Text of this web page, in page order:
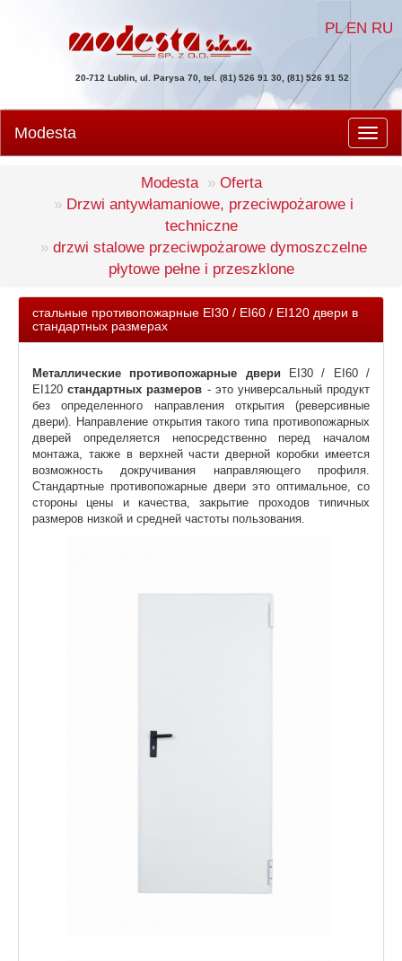
PL EN RU
20-712 Lublin, ul. Parysa 70, tel. (81) 526 91 30, (81) 526 91 52
Modesta
Modesta
Oferta
Drzwi antywłamaniowe, przeciwpożarowe i
techniczne
drzwi stalowe przeciwpożarowe dymoszczelne
płytowe pełne i przeszklone
стальные противопожарные EI30 / EI60 / EI120 двери в
стандартных размерах
Металлические противопожарные двери EI30 / EI60 /
EI120стандартных размеров - это универсальный продукт
без определенного направления открытия (реверсивные
двери). Направление открытия такого типа противопожарных
дверей определяется непосредственно перед началом
монтажа, также в верхней части дверной коробки имеется
возможность докручивания направляющего профиля.
Стандартные противопожарные двери это оптимальное, со
стороны цены и качества, закрытие проходов типичных
размеров низкой и средней частоты пользования.